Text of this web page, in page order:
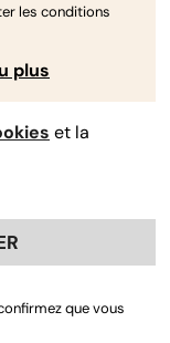
les conditions
plus
et la
que vous